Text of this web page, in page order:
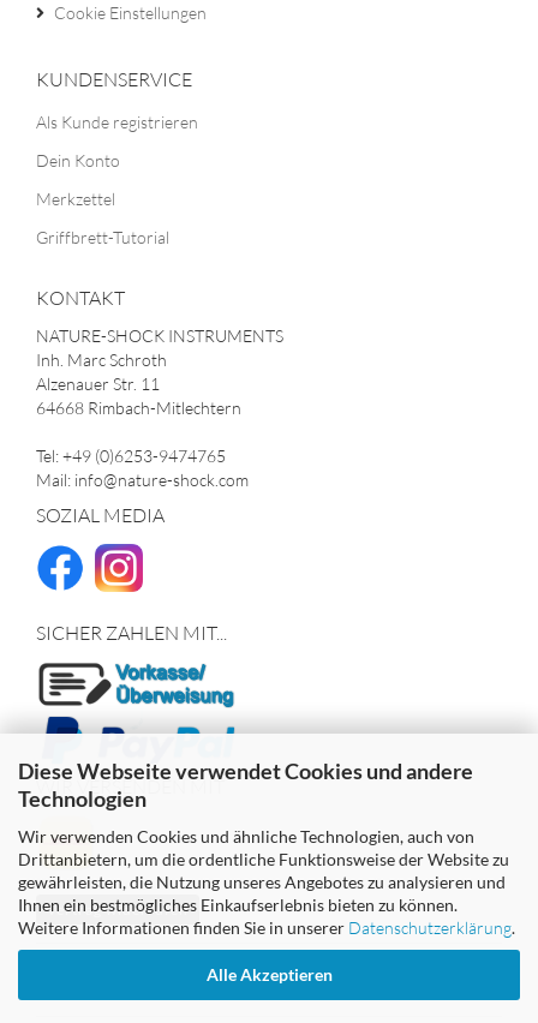
Diese Webseite verwendet Cookies und andere
Technologien
Wir verwenden Cookies und ähnliche Technologien, auch von
Drittanbietern, um die ordentliche Funktionsweise der Website zu
gewährleisten, die Nutzung unseres Angebotes zu analysieren und
Ihnen ein bestmögliches Einkaufserlebnis bieten zu können.
Weitere Informationen finden Sie in unserer Datenschutzerklärung.
Alle Akzeptieren
Cookie Einstellungen
KUNDENSERVICE
Als Kunde registrieren
Dein Konto
Merkzettel
Griffbrett-Tutorial
KONTAKT
NATURE-SHOCK INSTRUMENTS
Inh. Marc Schroth
Alzenauer Str. 11
64668 Rimbach-Mitlechtern
Tel: +49 (0)6253-9474765
Mail: info@nature-shock.com
SOZIAL MEDIA
SICHER ZAHLEN MIT...
WIR VERSENDEN MIT
Vertrag widerrufen